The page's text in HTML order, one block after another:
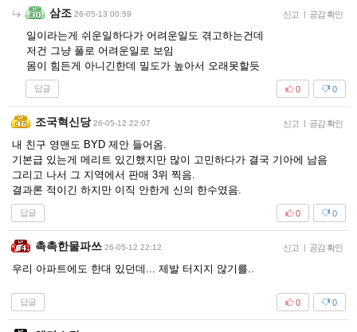
삼조 26-05-13 00:59 신고 | 공감 확인
일이라는게 쉬운일하다가 어려운일도 겪고하는건데
저건 그냥 풀로 어려운일로 보임
몸이 힘든게 아니긴한데 밀도가 높아서 오래못할듯
답글 0
0
조국혁신당 26-05-12 22:07 신고 | 공감 확인
내 친구 영맨도 BYD 제안 들어옴.
기본급 있는게 메리트 있긴했지만 많이 고민하다가 결국 기아에 남음
그리고 나서 그 지역에서 판매 3위 찍음.
결과론 적이긴 하지만 이직 안한게 신의 한수였음.
답글 0
0
촉촉한물파쓰 26-05-12 22:12 신고 | 공감 확인
우리 아파트에도 한대 있던데... 제발 터지지 않기를..
답글 0
0